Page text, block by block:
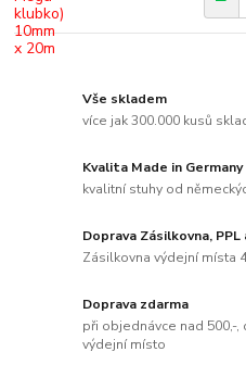
Vše skladem
více jak 300.000 kusů
Kvalita Made in Germany
kvalitní stuhy od
Doprava Zásilkovna, PPL
Zásilkovna výdejní místa
Doprava zdarma
při objednávce nad 500,-
výdejní místo